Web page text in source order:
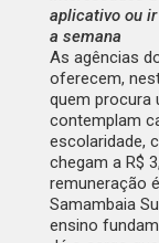
aplicativo ou
a semana
As agências
oferecem,
quem procura
contemplam
escolaridade,
chegam a R$
remuneração
Samambaia
ensino